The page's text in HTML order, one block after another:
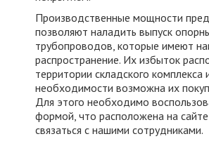
Производственные мощности
позволяют наладить выпуск
трубопроводов, которые имеют
распространение. Их избыток
территории складского комплекса
необходимости возможна их
Для этого необходимо
формой, что расположена на
связаться с нашими сотрудниками.